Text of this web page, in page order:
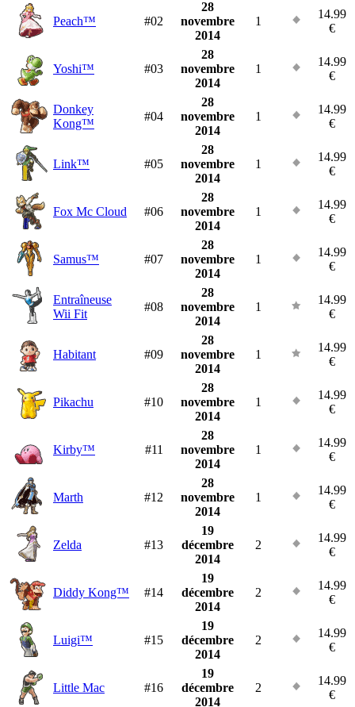
Peach™ #02
28
novembre
2014
1
14.99
€
Yoshi™ #03
28
novembre
2014
1
14.99
€
Donkey
Kong™
#04
28
novembre
2014
1
14.99
€
Link™ #05
28
novembre
2014
1
14.99
€
Fox Mc Cloud #06
28
novembre
2014
1
14.99
€
Samus™ #07
28
novembre
2014
1
14.99
€
Entraîneuse
Wii Fit
#08
28
novembre
2014
1
14.99
€
Habitant #09
28
novembre
2014
1
14.99
€
Pikachu #10
28
novembre
2014
1
14.99
€
Kirby™ #11
28
novembre
2014
1
14.99
€
Marth #12
28
novembre
2014
1
14.99
€
Zelda #13
19
décembre
2014
2
14.99
€
Diddy Kong™ #14
19
décembre
2014
2
14.99
€
Luigi™ #15
19
décembre
2014
2
14.99
€
Little Mac #16
19
décembre
2014
2
14.99
€